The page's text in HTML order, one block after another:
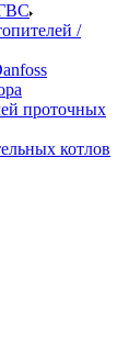
/
проточных
котлов